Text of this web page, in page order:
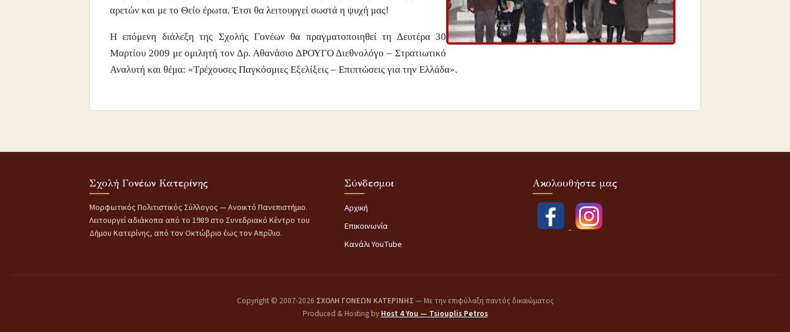
αρετών και με το Θείο έρωτα. Έτσι θα λειτουργεί σωστά η ψυχή μας!
Η επόμενη διάλεξη της Σχολής Γονέων θα πραγματοποιηθεί τη Δευτέρα 30
Μαρτίου 2009 με ομιλητή τον Δρ. Αθανάσιο ΔΡΟΥΓΟ Διεθνολόγο – Στρατιωτικό
Αναλυτή και θέμα: «Τρέχουσες Παγκόσμιες Εξελίξεις – Επιπτώσεις για την Ελλάδα».
Σχολή Γονέων Κατερίνης
Μορφωτικός Πολιτιστικός Σύλλογος — Ανοικτό Πανεπιστήμιο.
Λειτουργεί αδιάκοπα από το 1989 στο Συνεδριακό Κέντρο του
Δήμου Κατερίνης, από τον Οκτώβριο έως τον Απρίλιο.
Σύνδεσμοι
Αρχική
Επικοινωνία
Κανάλι YouTube
Ακολουθήστε μας
Copyright © 2007-2026 ΣΧΟΛΗ ΓΟΝΕΩΝ ΚΑΤΕΡΙΝΗΣ — Με την επιφύλαξη παντός δικαιώματος
Produced & Hosting by Host 4 You — Tsiouplis Petros